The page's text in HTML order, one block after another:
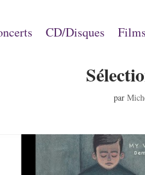
CD/Disques Films
par